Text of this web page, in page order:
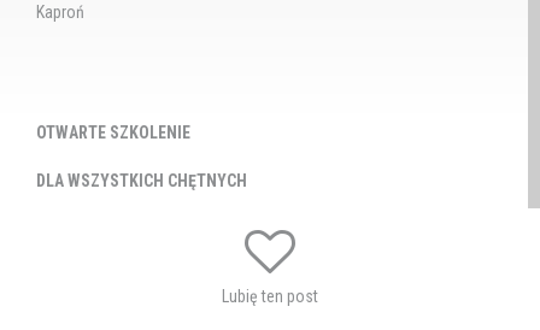
Kaproń
OTWARTE SZKOLENIE
DLA WSZYSTKICH CHĘTNYCH
Lubię ten post